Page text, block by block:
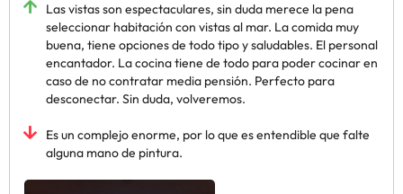
Las vistas son espectaculares, sin duda merece la pena
seleccionar habitación con vistas al mar. La comida muy
buena, tiene opciones de todo tipo y saludables. El personal
encantador. La cocina tiene de todo para poder cocinar en
caso de no contratar media pensión. Perfecto para
desconectar. Sin duda, volveremos.
Es un complejo enorme, por lo que es entendible que falte
alguna mano de pintura.